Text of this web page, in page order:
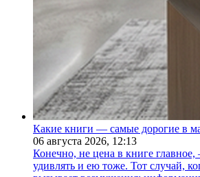
Какие книги — самые дорогие в
06 августа 2026, 12:13
Конечно, не цена в книге
удивлять и ею тоже. Тот случай,